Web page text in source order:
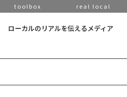
toolbox real local
ローカルのリアルを伝えるメディア